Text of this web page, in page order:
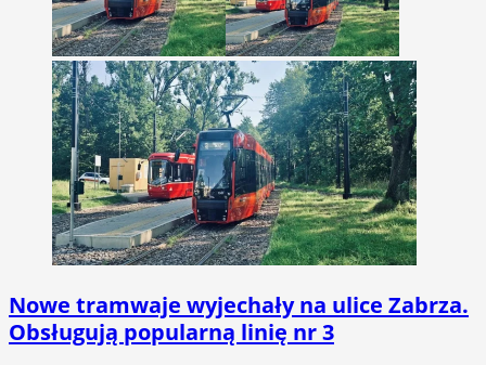
Nowe tramwaje wyjechały na ulice Zabrza.
Obsługują popularną linię nr 3